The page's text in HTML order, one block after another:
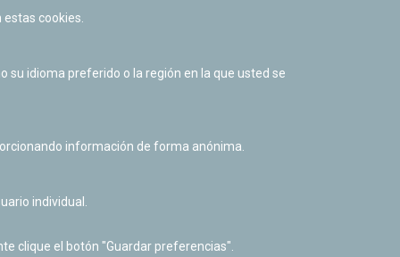
Política de cookies
Derecho de acceso a información pública
cookies.
su idioma preferido o la región en la que usted se
información de forma anónima.
individual.
clique el botón "Guardar preferencias".